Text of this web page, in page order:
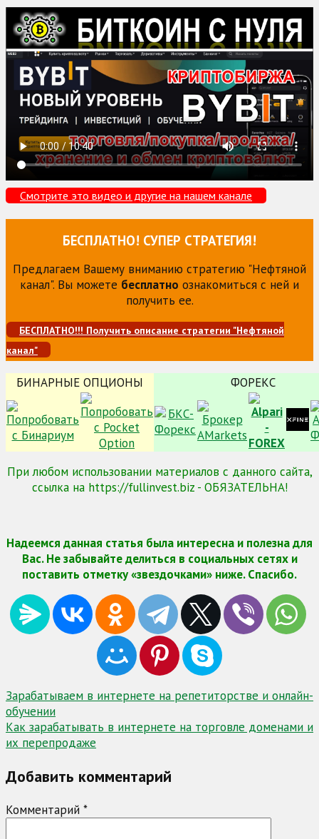
Смотрите это видео и другие на нашем канале
БЕСПЛАТНО! СУПЕР СТРАТЕГИЯ!
Предлагаем Вашему вниманию стратегию "Нефтяной
канал". Вы можете бесплатно ознакомиться с ней и
получить ее.
БЕСПЛАТНО!!! Получить описание стратегии "Нефтяной
канал"
БИНАРНЫЕ ОПЦИОНЫ ФОРЕКС
При любом использовании материалов с данного сайта,
ссылка на https://fullinvest.biz - ОБЯЗАТЕЛЬНА!
Надеемся данная статья была интересна и полезна для
Вас. Не забывайте делиться в социальных сетях и
поставить отметку «звездочками» ниже. Спасибо.
Навигация
по
записям
Зарабатываем в интернете на репетиторстве и онлайн-
обучении
Как зарабатывать в интернете на торговле доменами и
их перепродаже
Добавить комментарий
Комментарий *